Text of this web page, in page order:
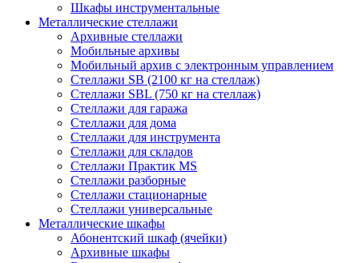
Шкафы инструментальные
Металлические стеллажи
Архивные стеллажи
Мобильные архивы
Мобильный архив с электронным управлением
Стеллажи SB (2100 кг на стеллаж)
Стеллажи SBL (750 кг на стеллаж)
Стеллажи для гаража
Стеллажи для дома
Стеллажи для инструмента
Стеллажи для складов
Стеллажи Практик MS
Стеллажи разборные
Стеллажи стационарные
Стеллажи универсальные
Металлические шкафы
Абонентский шкаф (ячейки)
Архивные шкафы